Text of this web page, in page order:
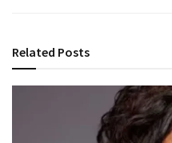
Related Posts